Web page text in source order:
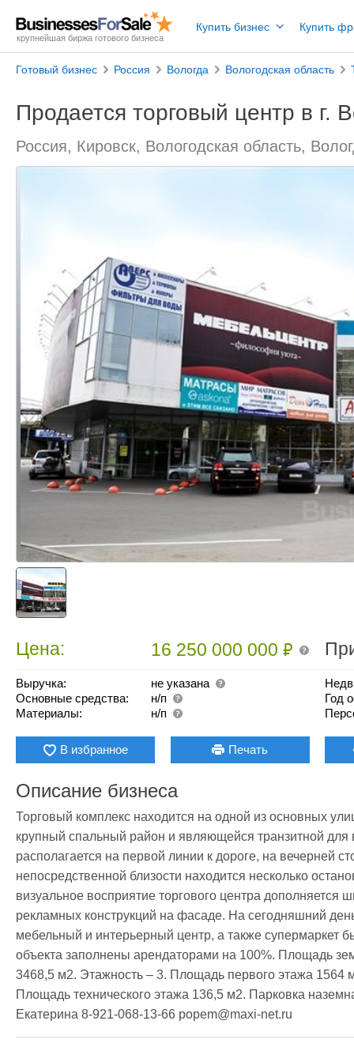
крупнейшая биржа готового бизнеса
Купить бизнес Купить
Готовый бизнес Россия Вологда Вологодская область
Продается торговый центр в г.
Россия, Кировск, Вологодская область,
Цена: 16 250 000 000₽
Выручка:
не указана
Основные средства:
н/п
Материалы:
н/п
Год
В избранное Печать
Описание бизнеса
Торговый комплекс находится на одной из основных
крупный спальный район и являющейся транзитной
располагается на первой линии к дороге, на вечерней
непосредственной близости находится несколько
визуальное восприятие торгового центра
рекламных конструкций на фасаде. На сегодняшний
мебельный и интерьерный центр, а также супермаркет
объекта заполнены арендаторами на 100%. Площадь
3468,5 м2. Этажность – 3. Площадь первого этажа 1564
Площадь технического этажа 136,5 м2. Парковка
Екатерина 8-921-068-13-66 popem@maxi-net.ru